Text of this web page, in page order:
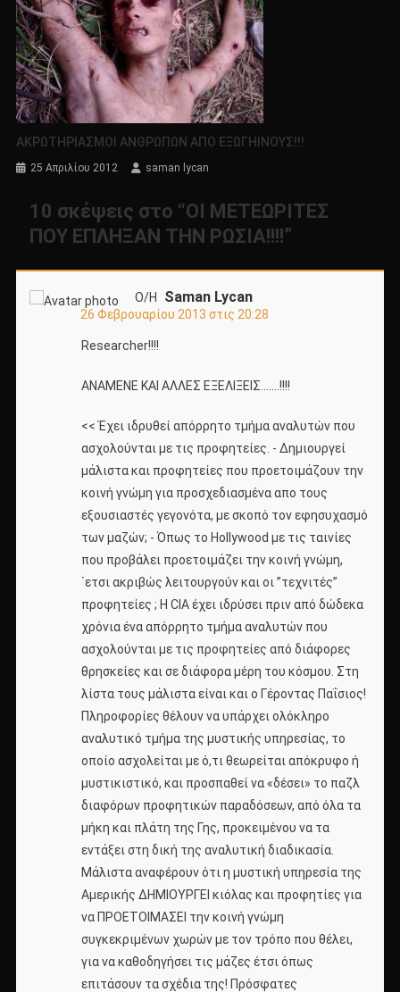
ΑΚΡΩΤΗΡΙΑΣΜΟΙ ΑΝΘΡΩΠΩΝ ΑΠΟ ΕΞΩΓΗΙΝΟΥΣ!!!
25 Απριλίου 2012 saman lycan
10 σκέψεις στο “ΟΙ ΜΕΤΕΩΡΙΤΕΣ
ΠΟΥ ΕΠΛΗΞΑΝ ΤΗΝ ΡΩΣΙΑ!!!!”
Ο/Η Saman Lycan
26 Φεβρουαρίου 2013 στις 20:28
Researcher!!!!
ΑΝΑΜΕΝΕ ΚΑΙ ΑΛΛΕΣ ΕΞΕΛΙΞΕΙΣ…….!!!!
<< Έχει ιδρυθεί απόρρητο τμήμα αναλυτών που
ασχολούνται με τις προφητείες. - Δημιουργεί
μάλιστα και προφητείες που προετοιμάζουν την
κοινή γνώμη για προσχεδιασμένα απο τους
εξουσιαστές γεγονότα, με σκοπό τον εφησυχασμό
των μαζών; - Όπως το Hollywood με τις ταινίες
που προβάλει προετοιμάζει την κοινή γνώμη,
΄ετσι ακριβώς λειτουργούν και οι ”τεχνιτές”
προφητείες ; Η CIA έχει ιδρύσει πριν από δώδεκα
χρόνια ένα απόρρητο τμήμα αναλυτών που
ασχολούνται με τις προφητείες από διάφορες
θρησκείες και σε διάφορα μέρη του κόσμου. Στη
λίστα τους μάλιστα είναι και ο Γέροντας Παΐσιος!
Πληροφορίες θέλουν να υπάρχει ολόκληρο
αναλυτικό τμήμα της μυστικής υπηρεσίας, το
οποίο ασχολείται με ό,τι θεωρείται απόκρυφο ή
μυστικιστικό, και προσπαθεί να «δέσει» το παζλ
διαφόρων προφητικών παραδόσεων, από όλα τα
μήκη και πλάτη της Γης, προκειμένου να τα
εντάξει στη δική της αναλυτική διαδικασία.
Μάλιστα αναφέρουν ότι η μυστική υπηρεσία της
Αμερικής ΔΗΜΙΟΥΡΓΕΙ κιόλας και προφητίες για
να ΠΡΟΕΤΟΙΜΑΣΕΙ την κοινή γνώμη
συγκεκριμένων χωρών με τον τρόπο που θέλει,
για να καθοδηγήσει τις μάζες έτσι όπως
επιτάσουν τα σχέδια της! Πρόσφατες